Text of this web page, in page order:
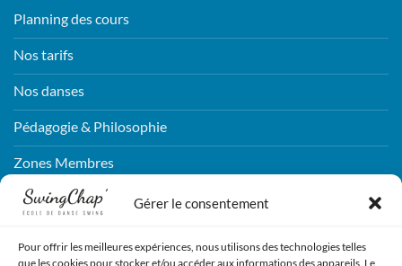
Gérer le consentement
Pour offrir les meilleures expériences, nous utilisons des technologies telles
que les cookies pour stocker et/ou accéder aux informations des appareils. Le
Planning des cours
Nos tarifs
Nos danses
Pédagogie & Philosophie
Zones Membres
Connexion
CONTACTEZ-NOUS !